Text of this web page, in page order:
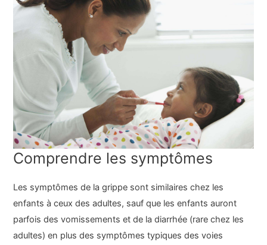
Comprendre les symptômes
Les symptômes de la grippe sont similaires chez les
enfants à ceux des adultes, sauf que les enfants auront
parfois des vomissements et de la diarrhée (rare chez les
adultes) en plus des symptômes typiques des voies